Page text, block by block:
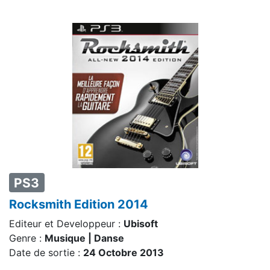
PS3
Rocksmith Edition 2014
Editeur et Developpeur : Ubisoft
Genre : Musique | Danse
Date de sortie : 24 Octobre 2013